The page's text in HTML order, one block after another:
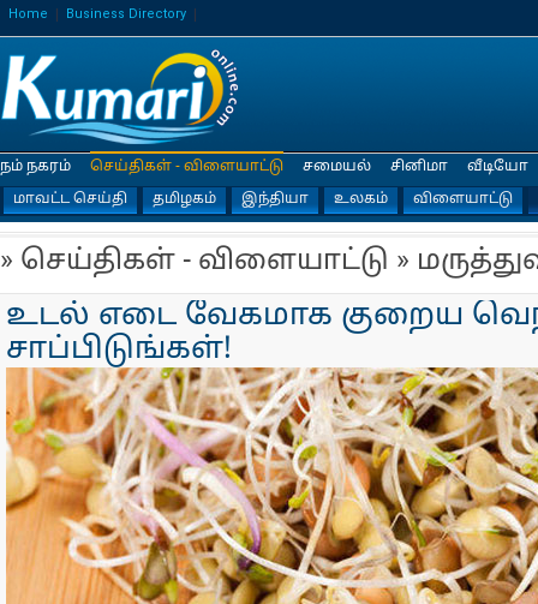
Home Business Directory
நம் நகரம்
செய்திகள் - விளையாட்டு
மாவட்ட செய்தி
தமிழகம் இந்தியா உலகம் விளையாட்டு
சமையல் சினிமா வீடியோ
» செய்திகள் - விளையாட்டு »
உடல் எடை வேகமாக குறைய
சாப்பிடுங்கள்!